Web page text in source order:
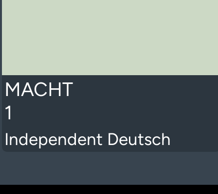
MACHT
1
Independent Deutsch